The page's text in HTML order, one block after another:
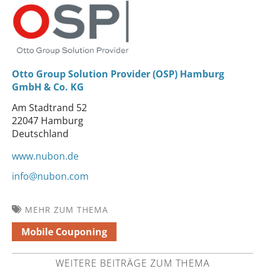
Otto Group Solution Provider (OSP) Hamburg
GmbH & Co. KG
Am Stadtrand 52
22047 Hamburg
Deutschland
www.nubon.de
info@nubon.com
MEHR ZUM THEMA
Mobile Couponing
WEITERE BEITRÄGE ZUM THEMA